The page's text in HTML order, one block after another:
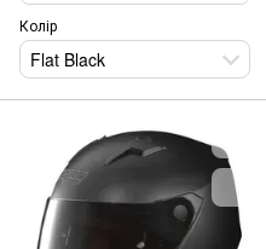
Колір
Flat Black